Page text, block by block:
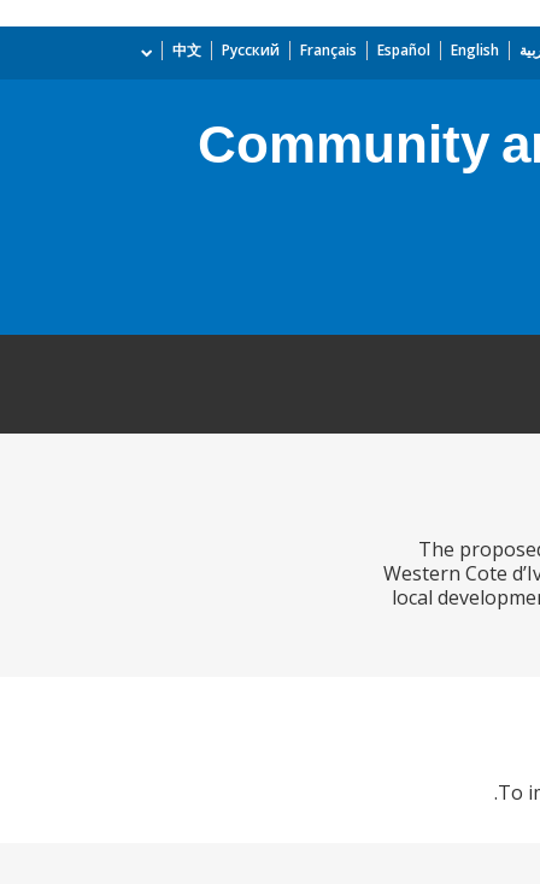
English
Español
Français
Русский
中文
Community
The
Western Cote
local
To